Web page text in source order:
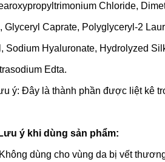
Chloride,
Glyceryl Caprate, Polyglyceryl-2
Sodium Hyaluronate, Hydrolyzed
Edta.
ý: Đây là thành phần được liệt kê
ý khi dùng sản phẩm:
dùng cho vùng da bị vết